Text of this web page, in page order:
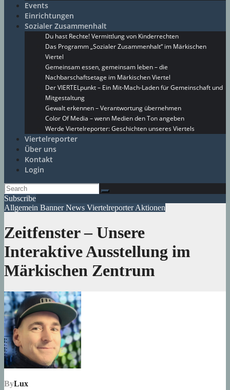
Events
Einrichtungen
Sozialer Zusammenhalt
Du hast Rechte! Vermittlung von Kinderrechten
Das Programm „Sozialer Zusammenhalt“ im Märkischen
Viertel
Gemeinsam essen, gemeinsam leben – die
Nachbarschaftsetage im Märkischen Viertel
Der VIERTELpunkt – Ein Mit-Mach-Laden für Gemeinschaft und
Mitgestaltung
Gewalt erkennen – Verantwortung übernehmen
Color Of Media – wenn Medien den Ton angeben
Werde Viertelreporter: Geschichten unseres Viertels
Viertelreporter
Über uns
Kontakt
Login
Subscribe
Allgemein BannerNews Viertelreporter Aktionen
Zeitfenster – Unsere
Interaktive Ausstellung im
Märkischen Zentrum
ByLux